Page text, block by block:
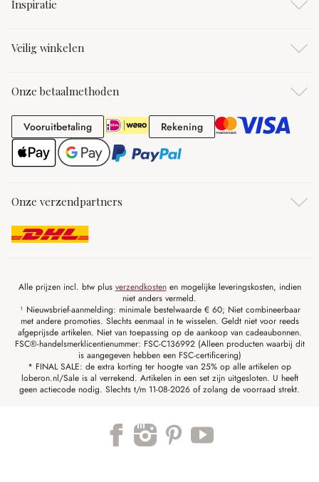
Inspiratie
Veilig winkelen
Onze betaalmethoden
VooruitbetalingVooruitbetaling RekeningRekening
Onze verzendpartners
Alle prijzen incl. btw plus verzendkostenen mogelijke leveringskosten, indien
niet anders vermeld.
¹ Nieuwsbrief-aanmelding: minimale bestelwaarde € 60; Niet combineerbaar
met andere promoties. Slechts eenmaal in te wisselen. Geldt niet voor reeds
afgeprijsde artikelen. Niet van toepassing op de aankoop van cadeaubonnen.
FSC®-handelsmerklicentienummer: FSC-C136992 (Alleen producten waarbij dit
is aangegeven hebben een FSC-certificering)
* FINAL SALE: de extra korting ter hoogte van 25% op alle artikelen op
loberon.nl/Sale is al verrekend. Artikelen in een set zijn uitgesloten. U heeft
geen actiecode nodig. Slechts t/m 11-08-2026 of zolang de voorraad strekt.